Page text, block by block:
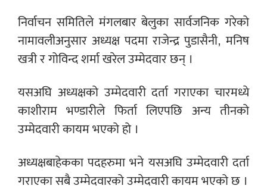
निर्वाचन समितिले मंगलबार बेलुका सार्वजनिक गरेको
नामावलीअनुसार अध्यक्ष पदमा राजेन्द्र पुडासैनी, मनिष
खत्री र गोविन्द शर्मा खरेल उम्मेदवार छन् ।
यसअघि अध्यक्षको उम्मेदवारी दर्ता गराएका चारमध्ये
काशीराम भण्डारीले फिर्ता लिएपछि अन्य तीनको
उम्मेदवारी कायम भएको हो ।
अध्यक्षबाहेकका पदहरुमा भने यसअघि उम्मेदवारी दर्ता
गराएका सबै उम्मेदवारको उम्मेदवारी कायम भएको छ ।